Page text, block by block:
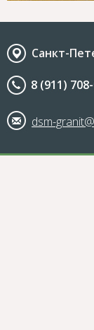
Санкт-
8 (911)
dsm-